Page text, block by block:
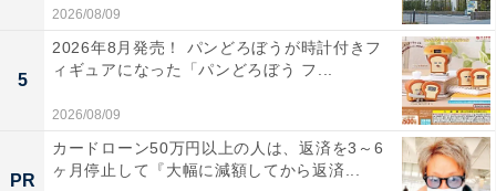
様子を見るなど確認すべきポイントは多くありますが、
これで変わらない場合は他のソフトが影響している場合
があります。
特にGPU関連を活用している何らかのソフトの影響が考
えられます。例えばWebブラウザはハードウェアアクセ
2026/08/09
5
2026年8月発売！ パンどろぼうが時計付きフ
ィギュアになった「パンどろぼう フ...
2026/08/09
PR
カードローン50万円以上の人は、返済を3～6
ヶ月停止して『大幅に減額してから返済...